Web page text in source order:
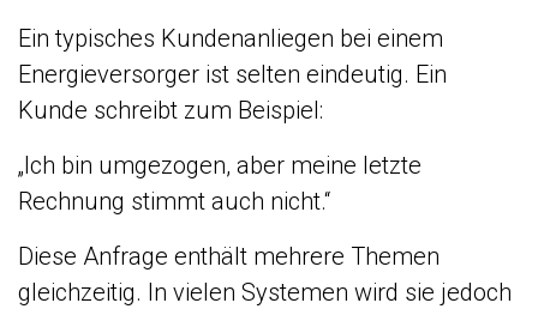
Ein typisches Kundenanliegen bei einem
Energieversorger ist selten eindeutig. Ein
Kunde schreibt zum Beispiel:
„Ich bin umgezogen, aber meine letzte
Rechnung stimmt auch nicht.“
Diese Anfrage enthält mehrere Themen
gleichzeitig. In vielen Systemen wird sie jedoch